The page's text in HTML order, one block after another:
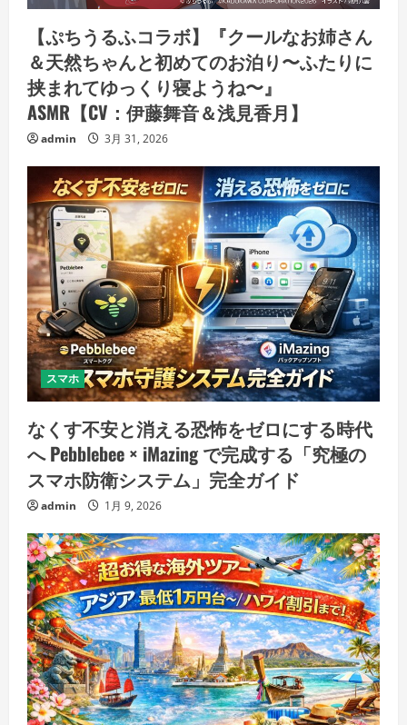
【ぷちうるふコラボ】『クールなお姉さん
＆天然ちゃんと初めてのお泊り〜ふたりに
挟まれてゆっくり寝ようね〜』
ASMR【CV：伊藤舞音＆浅見香月】
admin 3月 31, 2026
スマホ
なくす不安と消える恐怖をゼロにする時代
へ Pebblebee × iMazing で完成する「究極の
スマホ防衛システム」完全ガイド
admin 1月 9, 2026